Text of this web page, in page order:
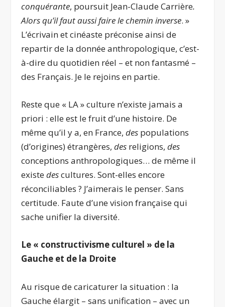
conquérante, poursuit Jean-Claude Carrière.
Alors qu’il faut aussi faire le chemin inverse. »
L’écrivain et cinéaste préconise ainsi de
repartir de la donnée anthropologique, c’est-
à-dire du quotidien réel – et non fantasmé –
des Français. Je le rejoins en partie.
Reste que « LA » culture n’existe jamais a
priori : elle est le fruit d’une histoire. De
même qu’il y a, en France,des populations
(d’origines) étrangères,des religions,des
conceptions anthropologiques… de même il
existedescultures. Sont-elles encore
réconciliables ? J’aimerais le penser. Sans
certitude. Faute d’une vision française qui
sache unifier la diversité.
Le « constructivisme culturel » de la
Gauche et de la Droite
Au risque de caricaturer la situation : la
Gauche élargit – sans unification – avec un